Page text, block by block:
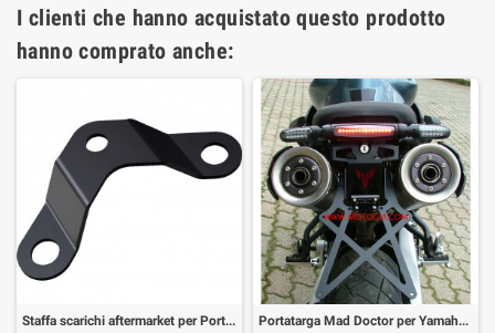
I clienti che hanno acquistato questo prodotto
hanno comprato anche:
Staffa scarichi aftermarket per Portatarga Mad Doctor per Yamaha MT-03 Portatarga Mad Doctor per Yamaha MT-03 regolabile con gruppo ottico+frecce